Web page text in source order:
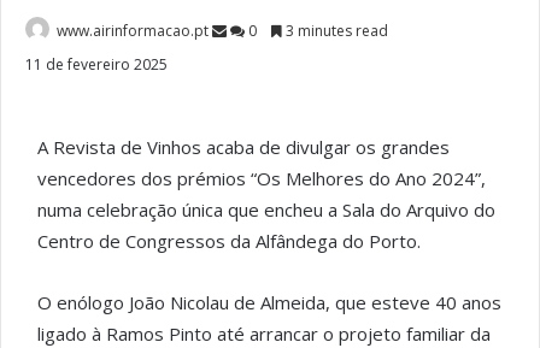
www.airinformacao.pt 0
3 minutes read
11 de fevereiro 2025
A Revista de Vinhos acaba de divulgar os grandes
vencedores dos prémios “Os Melhores do Ano 2024”,
numa celebração única que encheu a Sala do Arquivo do
Centro de Congressos da Alfândega do Porto.
O enólogo João Nicolau de Almeida, que esteve 40 anos
ligado à Ramos Pinto até arrancar o projeto familiar da